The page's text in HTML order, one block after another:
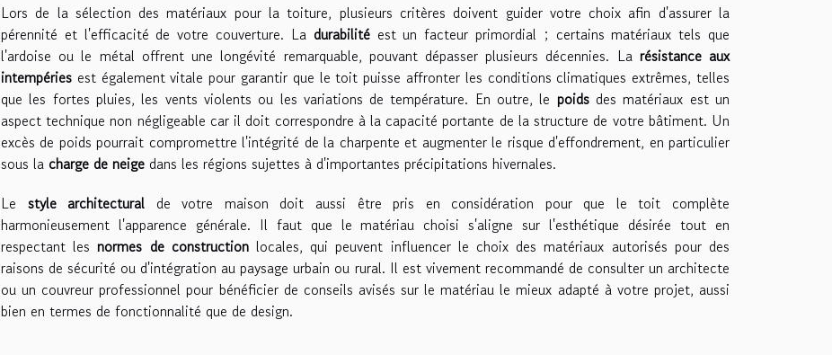
Lors de la sélection des matériaux pour la toiture, plusieurs critères doivent guider votre choix afin d'assurer la
pérennité et l'efficacité de votre couverture. La durabilitéest un facteur primordial ; certains matériaux tels que
l'ardoise ou le métal offrent une longévité remarquable, pouvant dépasser plusieurs décennies. La résistance aux
intempéries est également vitale pour garantir que le toit puisse affronter les conditions climatiques extrêmes, telles
que les fortes pluies, les vents violents ou les variations de température. En outre, le poidsdes matériaux est un
aspect technique non négligeable car il doit correspondre à la capacité portante de la structure de votre bâtiment. Un
excès de poids pourrait compromettre l'intégrité de la charpente et augmenter le risque d'effondrement, en particulier
sous la charge de neige dans les régions sujettes à d'importantes précipitations hivernales.
Le style architectural de votre maison doit aussi être pris en considération pour que le toit complète
harmonieusement l'apparence générale. Il faut que le matériau choisi s'aligne sur l'esthétique désirée tout en
respectant lesnormes de constructionlocales, qui peuvent influencer le choix des matériaux autorisés pour des
raisons de sécurité ou d'intégration au paysage urbain ou rural. Il est vivement recommandé de consulter un architecte
ou un couvreur professionnel pour bénéficier de conseils avisés sur le matériau le mieux adapté à votre projet, aussi
bien en termes de fonctionnalité que de design.